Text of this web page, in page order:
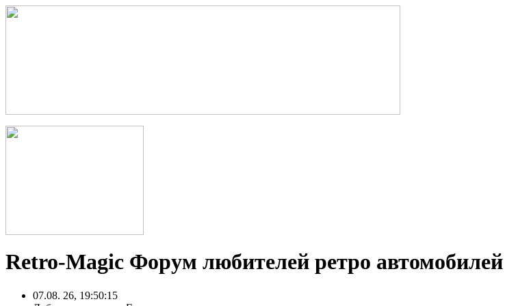
Retro-Magic Форум любителей ретро автомобилей
07.08. 26, 19:50:15